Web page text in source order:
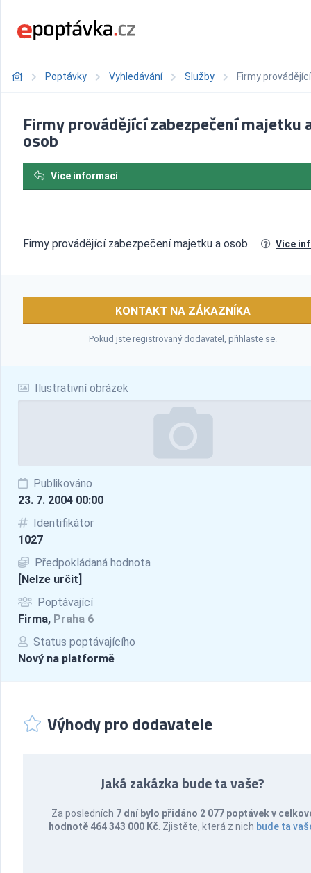
Poptávky Vyhledávání Služby Firmy
Ilustrativní obrázek
Publikováno
23. 7. 2004 00:00
Identifikátor
1027
Předpokládaná hodnota
[Nelze určit]
Poptávající
Firma, Praha 6
Status poptávajícího
Nový na platformě
Firmy provádějící zabezpečení majetku
osob
Více informací
Firmy provádějící zabezpečení majetku a osob Více
KONTAKT NA ZÁKAZNÍKA
Pokud jste registrovaný dodavatel, přihlaste se.
Výhody pro dodavatele
Jaká zakázka bude ta vaše?
Za posledních 7 dní bylo přidáno 2 077 poptávek v
hodnotě 464 343 000 Kč . Zjistěte, která z nich bude ta